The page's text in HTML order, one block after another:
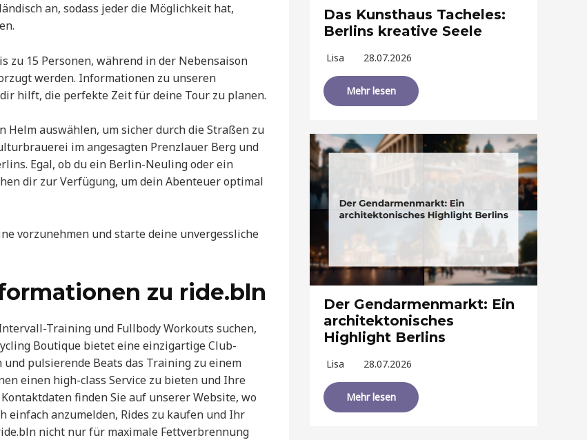
an, sodass jeder die Möglichkeit hat,
zu 15 Personen, während in der Nebensaison
werden. Informationen zu unseren
hilft, die perfekte Zeit für deine Tour zu planen.
Helm auswählen, um sicher durch die Straßen zu
im angesagten Prenzlauer Berg und
Egal, ob du ein Berlin-Neuling oder ein
dir zur Verfügung, um dein Abenteuer optimal
vorzunehmen und starte deine unvergessliche
zu ride.bln
Training und Fullbody Workouts suchen,
Boutique bietet eine einzigartige Club-
pulsierende Beats das Training zu einem
einen high-class Service zu bieten und Ihre
finden Sie auf unserer Website, wo
einfach anzumelden, Rides zu kaufen und Ihr
nicht nur für maximale Fettverbrennung
Das Kunsthaus Tacheles:
Berlins kreative Seele
Lisa 28.07.2026
Mehr lesen
Der Gendarmenmarkt: Ein
architektonisches
Highlight Berlins
Lisa 28.07.2026
Mehr lesen